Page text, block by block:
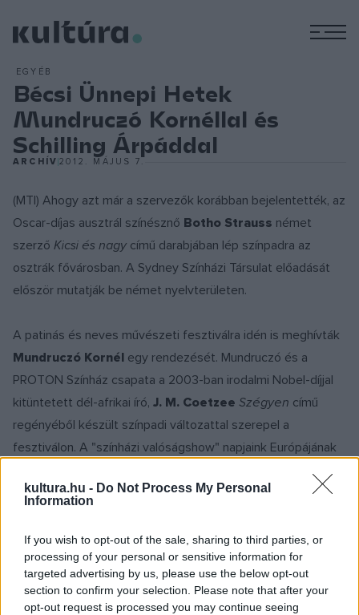
kultura.hu - Do Not Process My Personal
Information
If you wish to opt-out of the sale, sharing to third parties, or
processing of your personal or sensitive information for
targeted advertising by us, please use the below opt-out
section to confirm your selection. Please note that after your
opt-out request is processed you may continue seeing
EGYÉB
Bécsi Ünnepi Hetek
Mundruczó Kornéllal és
Schilling Árpáddal
ARCHÍV2012. MÁJUS 7.
(MTI) Ahogy azt már a szervezők korábban bejelentették, az
Oscar-díjas ausztrál színésznő Botho Strauss német
szerző Kicsi és nagy című darabjában lép színpadra az
osztrák fővárosban. A Sydney Színházi Társulat előadását
először mutatják be német nyelvterületen.
A patinás és neves művészeti fesztiválra idén is meghívták
Mundruczó Kornél egy rendezését. Mundruczó és a
PROTON Színház csapata a 2003-ban irodalmi Nobel-díjjal
kitüntetett dél-afrikai író, J. M. Coetzee Szégyen című
regényéből készült színpadi változattal szerepel a
fesztiválon. A "színházi valóságshow" napjaink Európájának
egyik legellentmondásosabb témájával, a gyarmatosítás és
a kulturális gőg következményeivel szembesíti a nézőket. A
Trafóban.
A válság témaköre köré szervezett színházi programban
látható leszSchilling Árpád rendező és a Krétakör Színház